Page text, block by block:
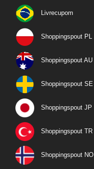
Livrecupom
Shoppingspout PL
Shoppingspout AU
Shoppingspout SE
Shoppingspout JP
Shoppingspout TR
Shoppingspout NO